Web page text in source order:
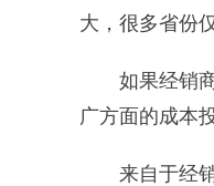
大，很多省份
如果经销
广方面的成本
来自于经